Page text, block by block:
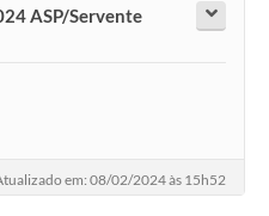
ASP/Servente
em: 08/02/2024 às 15h52